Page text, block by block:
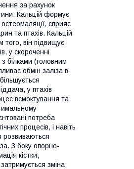
за рахунок
Кальцій формує
сприяє
та птахів. Кальцій
того, він підвищує
у скороченні
білками (головним
обмін заліза в
у птахів
всмоктування та
потреба
процесів, і навіть
розвиваються
З боку опорно-
кістки,
зміна